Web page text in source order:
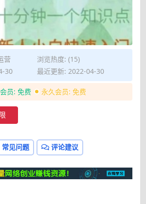
营
浏览热度: (15)
30
最近更新: 2022-04-30
会员: 免费 永久会员: 免费
常见问题 评论建议